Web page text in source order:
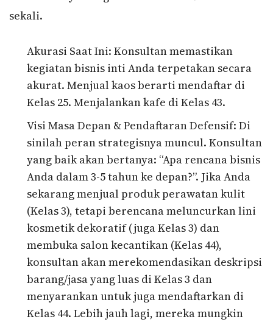
sekali.
Akurasi Saat Ini: Konsultan memastikan
kegiatan bisnis inti Anda terpetakan secara
akurat. Menjual kaos berarti mendaftar di
Kelas 25. Menjalankan kafe di Kelas 43.
Visi Masa Depan & Pendaftaran Defensif: Di
sinilah peran strategisnya muncul. Konsultan
yang baik akan bertanya: “Apa rencana bisnis
Anda dalam 3-5 tahun ke depan?”. Jika Anda
sekarang menjual produk perawatan kulit
(Kelas 3), tetapi berencana meluncurkan lini
kosmetik dekoratif (juga Kelas 3) dan
membuka salon kecantikan (Kelas 44),
konsultan akan merekomendasikan deskripsi
barang/jasa yang luas di Kelas 3 dan
menyarankan untuk juga mendaftarkan di
Kelas 44. Lebih jauh lagi, mereka mungkin